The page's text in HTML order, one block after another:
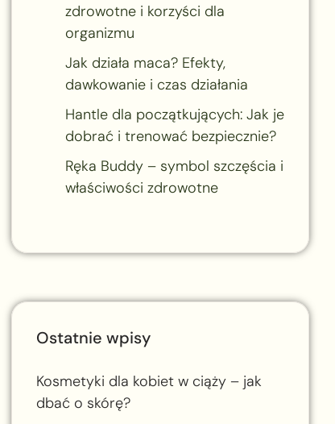
zdrowotne i korzyści dla
organizmu
Jak działa maca? Efekty,
dawkowanie i czas działania
Hantle dla początkujących: Jak je
dobrać i trenować bezpiecznie?
Ręka Buddy – symbol szczęścia i
właściwości zdrowotne
Ostatnie wpisy
Kosmetyki dla kobiet w ciąży – jak
dbać o skórę?